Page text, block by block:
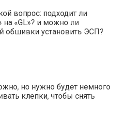
вопрос: подходит ли
на «GL»? и можно ли
обшивки установить ЭСП?
но нужно будет немного
клепки, чтобы снять